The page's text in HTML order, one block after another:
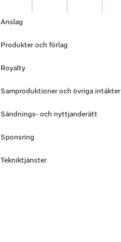
Anslag
Produkter och förlag
Royalty
Samproduktioner och övriga intäkter
Sändnings- och nyttjanderätt
Sponsring
Tekniktjänster